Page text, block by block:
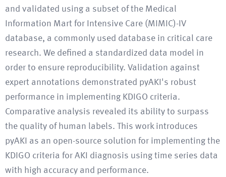
and validated using a subset of the Medical
Information Mart for Intensive Care (MIMIC)-IV
database, a commonly used database in critical care
research. We defined a standardized data model in
order to ensure reproducibility. Validation against
expert annotations demonstrated pyAKI's robust
performance in implementing KDIGO criteria.
Comparative analysis revealed its ability to surpass
the quality of human labels. This work introduces
pyAKI as an open-source solution for implementing the
KDIGO criteria for AKI diagnosis using time series data
with high accuracy and performance.